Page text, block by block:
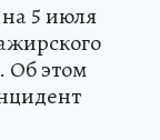
5 июля
Об этом